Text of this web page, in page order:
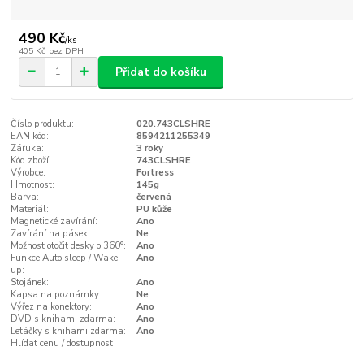
490 Kč/ks
405 Kč bez DPH
Přidat do košíku
Číslo produktu:
020.743CLSHRE
EAN kód:
8594211255349
Záruka:
3 roky
Kód zboží:
743CLSHRE
Výrobce:
Fortress
Hmotnost:
145g
Barva:
červená
Materiál:
PU kůže
Magnetické zavírání:
Ano
Zavírání na pásek:
Ne
Možnost otočit desky o 360°:
Ano
Funkce Auto sleep / Wake
up:
Ano
Stojánek:
Ano
Kapsa na poznámky:
Ne
Výřez na konektory:
Ano
DVD s knihami zdarma:
Ano
Letáčky s knihami zdarma:
Ano
Hlídat cenu / dostupnost